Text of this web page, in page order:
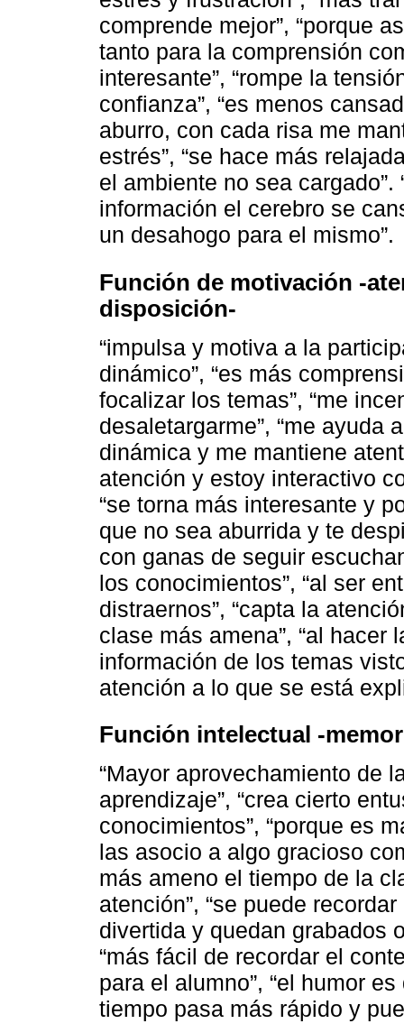
comprende mejor”, “porque
tanto para la comprensión
interesante”, “rompe la
confianza”, “es menos
aburro, con cada risa me
estrés”, “se hace más
el ambiente no sea
información el cerebro se
un desahogo para el mismo”.
Función de motivación -
disposición-
“impulsa y motiva a la
dinámico”, “es más
focalizar los temas”, “me
desaletargarme”, “me ayuda
dinámica y me mantiene
atención y estoy interactivo
“se torna más interesante y
que no sea aburrida y te
con ganas de seguir
los conocimientos”, “al ser
distraernos”, “capta la
clase más amena”, “al
información de los temas
atención a lo que se está
Función intelectual -
“Mayor aprovechamiento de
aprendizaje”, “crea cierto
conocimientos”, “porque es
las asocio a algo gracioso
más ameno el tiempo de la
atención”, “se puede
divertida y quedan grabados
“más fácil de recordar el
para el alumno”, “el humor
tiempo pasa más rápido y